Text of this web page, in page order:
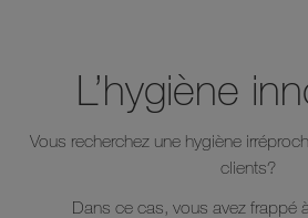
L’hygiène
Vous recherchez une hygiène
clients?
Dans ce cas, vous avez frappé